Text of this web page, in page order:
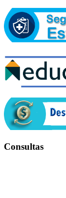
Consultas